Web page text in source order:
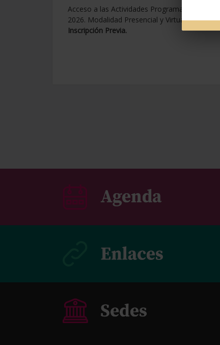
Acceso a las Actividades Programadas para
2026. Modalidad Presencial y Virtual.Con
Inscripción Previa.